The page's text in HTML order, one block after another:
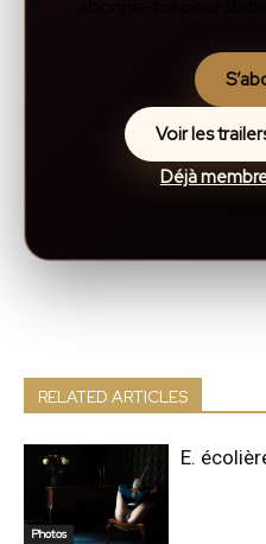
Voir les
Déjà
RELATED ARTICLES
Photos
E.